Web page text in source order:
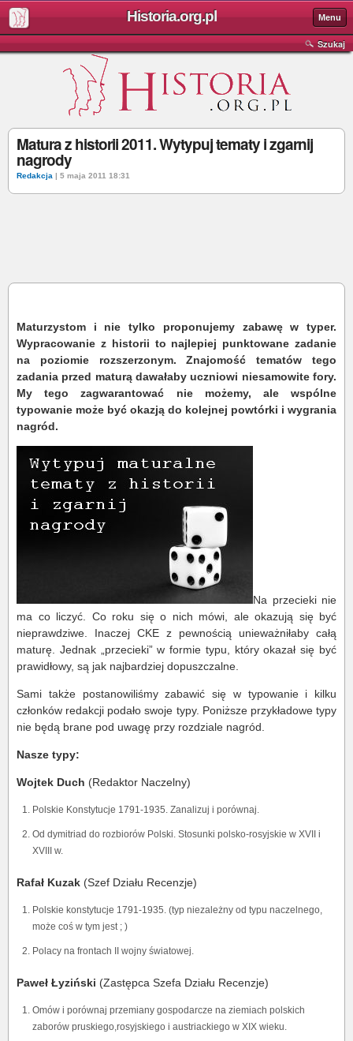
Historia.org.pl Menu
Szukaj
Matura z historii 2011. Wytypuj tematy i zgarnij
nagrody
Redakcja | 5 maja 2011 18:31
Maturzystom i nie tylko proponujemy zabawę w typer.
Wypracowanie z historii to najlepiej punktowane zadanie
na poziomie rozszerzonym. Znajomość tematów tego
zadania przed maturą dawałaby uczniowi niesamowite fory.
My tego zagwarantować nie możemy, ale wspólne
typowanie może być okazją do kolejnej powtórki i wygrania
nagród.
Na przecieki nie
ma co liczyć. Co roku się o nich mówi, ale okazują się być
nieprawdziwe. Inaczej CKE z pewnością unieważniłaby całą
maturę. Jednak „przecieki” w formie typu, który okazał się być
prawidłowy, są jak najbardziej dopuszczalne.
Sami także postanowiliśmy zabawić się w typowanie i kilku
członków redakcji podało swoje typy. Poniższe przykładowe typy
nie będą brane pod uwagę przy rozdziale nagród.
Nasze typy:
Wojtek Duch (Redaktor Naczelny)
Polskie Konstytucje 1791-1935. Zanalizuj i porównaj.
Od dymitriad do rozbiorów Polski. Stosunki polsko-rosyjskie w XVII i
XVIII w.
Rafał Kuzak (Szef Działu Recenzje)
Polskie konstytucje 1791-1935. (typ niezależny od typu naczelnego,
może coś w tym jest ; )
Polacy na frontach II wojny światowej.
Paweł Łyziński (Zastępca Szefa Działu Recenzje)
Omów i porównaj przemiany gospodarcze na ziemiach polskich
zaborów pruskiego,rosyjskiego i austriackiego w XIX wieku.